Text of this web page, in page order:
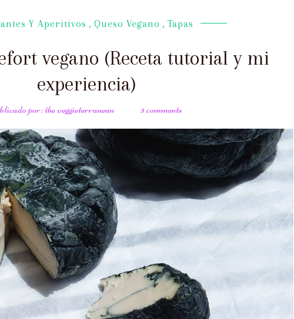
Y Aperitivos , Queso Vegano , Tapas
vegano (Receta tutorial y mi
experiencia)
por: the veggieterranean 3 comments